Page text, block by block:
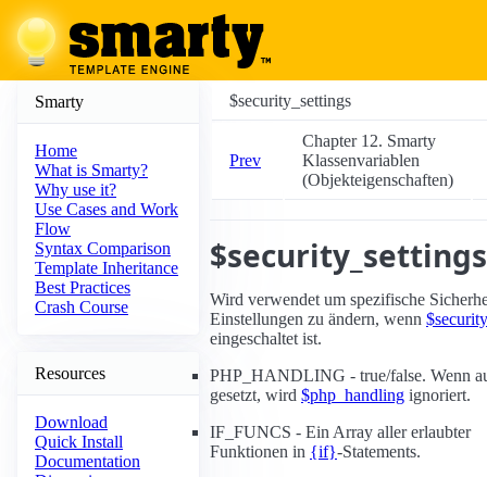
Smarty
Home
What is Smarty?
Why use it?
Use Cases and Work
Flow
Syntax Comparison
Template Inheritance
Best Practices
Crash Course
Resources
Download
Quick Install
Documentation
$security_settings
Prev
Chapter 12. Smarty
Klassenvariablen
(Objekteigenschaften)
$security_settings
Wird verwendet um spezifische
Einstellungen zu ändern, wenn $security
eingeschaltet ist.
PHP_HANDLING - true/false. Wenn
gesetzt, wird $php_handling ignoriert.
IF_FUNCS - Ein Array aller erlaubter
Funktionen in {if}-Statements.